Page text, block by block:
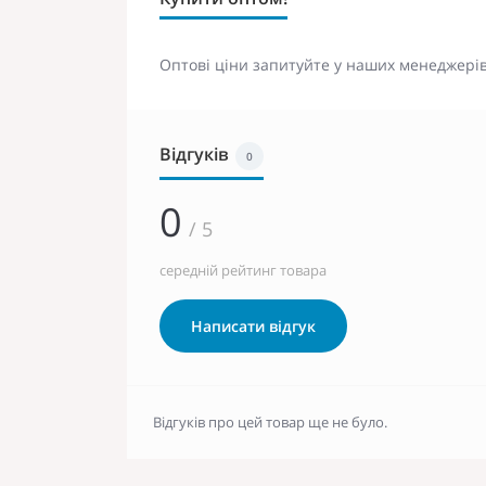
Оптові ціни запитуйте у наших
Відгуків 0
0 / 5
середній рейтинг товара
Написати відгук
Відгуків про цей товар ще не було.